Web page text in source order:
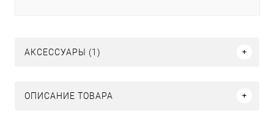
АКСЕССУАРЫ (1)
ОПИСАНИЕ ТОВАРА